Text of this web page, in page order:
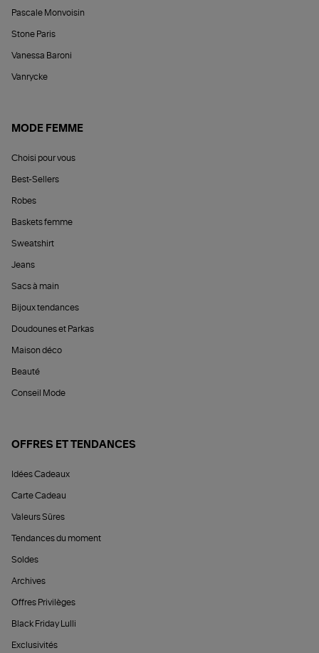
Pascale Monvoisin
Stone Paris
Vanessa Baroni
Vanrycke
MODE FEMME
Choisi pour vous
Best-Sellers
Robes
Baskets femme
Sweatshirt
Jeans
Sacs à main
Bijoux tendances
Doudounes et Parkas
Maison déco
Beauté
Conseil Mode
OFFRES ET TENDANCES
Idées Cadeaux
Carte Cadeau
Valeurs Sûres
Tendances du moment
Soldes
Archives
Offres Privilèges
Black Friday Lulli
Exclusivités